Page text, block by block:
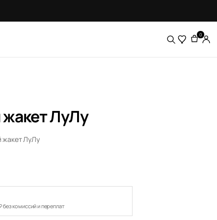
0
ЛуЛу
ЛуЛу
без комиссий и переплат